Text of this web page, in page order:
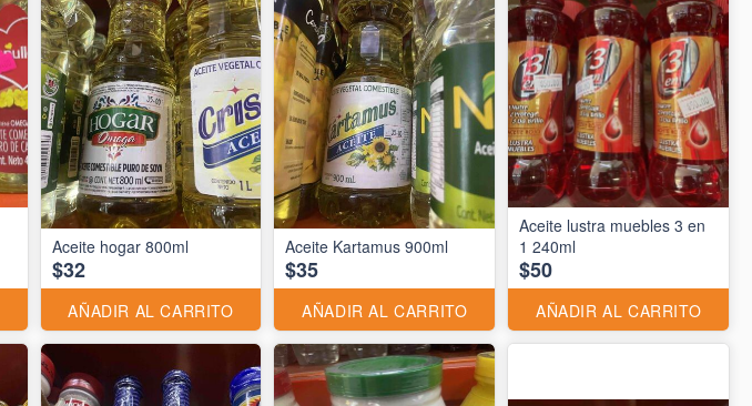
Aceite hogar 800ml
$32
AÑADIR AL CARRITO
Aceite Kartamus 900ml
$35
AÑADIR AL CARRITO
Aceite lustra muebles 3 en
1 240ml
$50
AÑADIR AL CARRITO